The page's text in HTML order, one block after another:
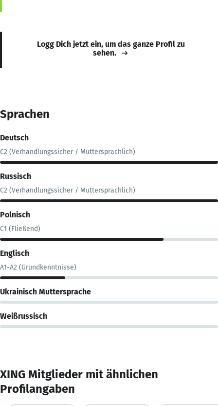
Logg Dich jetzt ein, um das ganze Profil zu
sehen.
Sprachen
Deutsch
C2 (Verhandlungssicher / Muttersprachlich)
Russisch
C2 (Verhandlungssicher / Muttersprachlich)
Polnisch
C1 (Fließend)
Englisch
A1-A2 (Grundkenntnisse)
Ukrainisch Muttersprache
Weißrussisch
XING Mitglieder mit ähnlichen
Profilangaben